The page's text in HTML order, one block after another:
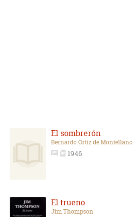
El sombrerón
Bernardo Ortiz de Montellano
1946
El trueno
Jim Thompson